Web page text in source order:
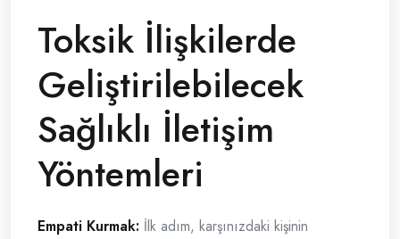
Toksik İlişkilerde
Geliştirilebilecek
Sağlıklı İletişim
Yöntemleri
Empati Kurmak: İlk adım, karşınızdaki kişinin